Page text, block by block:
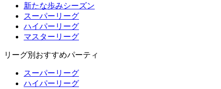
新たな歩みシーズン
スーパーリーグ
ハイパーリーグ
マスターリーグ
リーグ別おすすめパーティ
スーパーリーグ
ハイパーリーグ